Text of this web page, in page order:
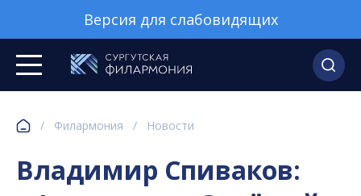
Версия для слабовидящих
/ Филармония / Новости
Владимир Спиваков: